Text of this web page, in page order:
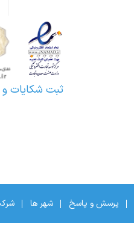
ثبت شکایات و
پرسش و پاسخ شهر ها